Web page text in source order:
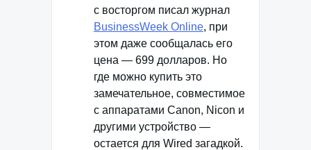
с восторгом писал журнал
BusinessWeek Online, при
этом даже сообщалась его
цена — 699 долларов. Но
где можно купить это
замечательное, совместимое
с аппаратами Canon, Nicon и
другими устройство —
остается для Wired загадкой.